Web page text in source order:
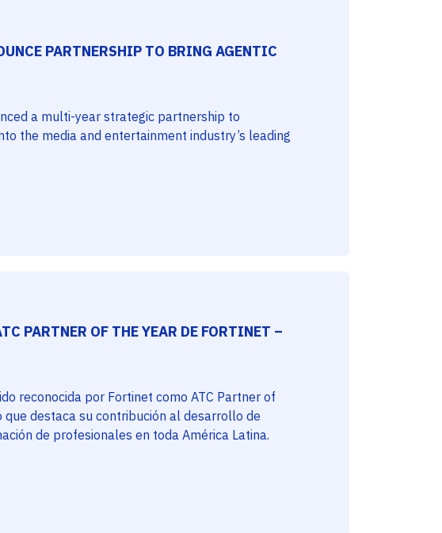
PARTNERSHIP TO BRING AGENTIC
a multi-year strategic partnership to
the media and entertainment industry’s leading
PARTNER OF THE YEAR DE FORTINET –
reconocida por Fortinet como ATC Partner of
que destaca su contribución al desarrollo de
de profesionales en toda América Latina.